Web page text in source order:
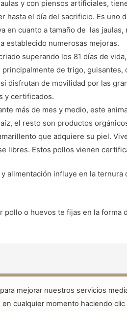
y con piensos artificiales,
hasta el día del sacrificio. Es uno
en cuanto a tamaño de las
establecido numerosas mejoras.
superando los 81 días de
de trigo,
disfrutan de movilidad por las
y certificados.
más de mes y medio, este
el resto son productos
que adquiere su piel.
libres. Estos pollos vienen
alimentación influye en la ternura
pollo o huevos te fijas en la forma
mejorar nuestros servicios
cualquier momento haciendo